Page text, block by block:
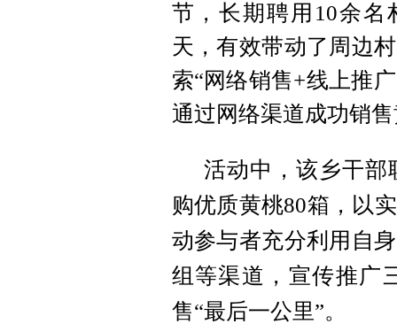
节，长期聘用10余名
天，有效带动了周边
索“网络销售+线上推
通过网络渠道成功销
活动中，该乡干部
购优质黄桃80箱，以
动参与者充分利用自
组等渠道，宣传推广
售“最后一公里”。